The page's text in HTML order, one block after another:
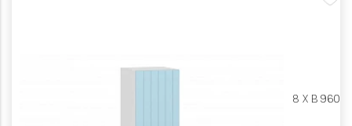
Ш 400 X Г 318 X В 960